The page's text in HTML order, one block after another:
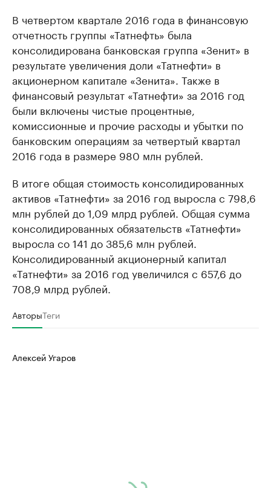
В четвертом квартале 2016 года в финансовую
отчетность группы «Татнефть» была
консолидирована банковская группа «Зенит» в
результате увеличения доли «Татнефти» в
акционерном капитале «Зенита». Также в
финансовый результат «Татнефти» за 2016 год
были включены чистые процентные,
комиссионные и прочие расходы и убытки по
банковским операциям за четвертый квартал
2016 года в размере 980 млн рублей.
В итоге общая стоимость консолидированных
активов «Татнефти» за 2016 год выросла с 798,6
млн рублей до 1,09 млрд рублей. Общая сумма
консолидированных обязательств «Татнефти»
выросла со 141 до 385,6 млн рублей.
Консолидированный акционерный капитал
«Татнефти» за 2016 год увеличился с 657,6 до
708,9 млрд рублей.
АвторыТеги
Алексей Угаров